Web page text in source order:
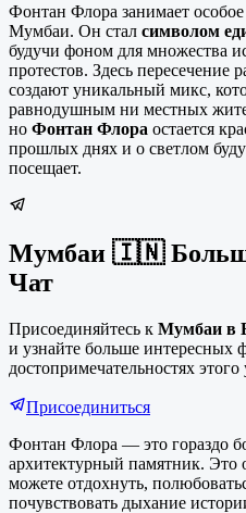
Фонтан Флора занимает
Мумбаи. Он стал символом
будучи фоном для множества
протестов. Здесь пересечение
создают уникальный микс,
равнодушным ни местных
но Фонтан Флора остается
прошлых днях и о светлом
посещает.
Мумбаи 🇮🇳
Чат
Присоединяйтесь к Мумбаи в
и узнайте больше интересных
достопримечательностях
Присоединиться
Фонтан Флора — это гораздо
архитектурный памятник. Это
можете отдохнуть,
почувствовать дыхание